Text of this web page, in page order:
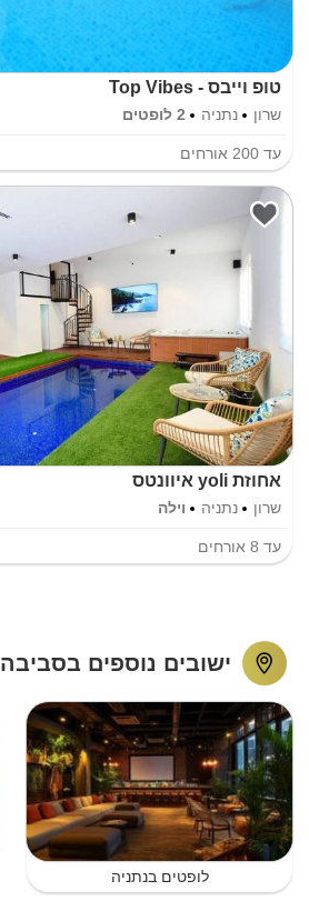
טופ וייבס - Top Vibes
שרון נתניה 2 לופטים
עד 200 אורחים
אחוזת yoli איוונטס
שרון נתניה וילה
עד 8 אורחים
ישובים נוספים בסביבה
לופטים בנתניה